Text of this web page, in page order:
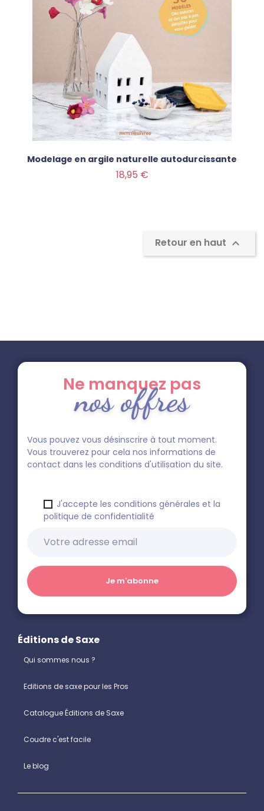
Modelage en argile naturelle autodurcissante
18,95 €
Retour en haut 
Ne manquez pas
nos offres
Vous pouvez vous désinscrire à tout moment.
Vous trouverez pour cela nos informations de
contact dans les conditions d'utilisation du site.
J'accepte les conditions générales et la
politique de confidentialité
Éditions de Saxe
Qui sommes nous ?
Editions de saxe pour les Pros
Catalogue Éditions de Saxe
Coudre c'est facile
Le blog